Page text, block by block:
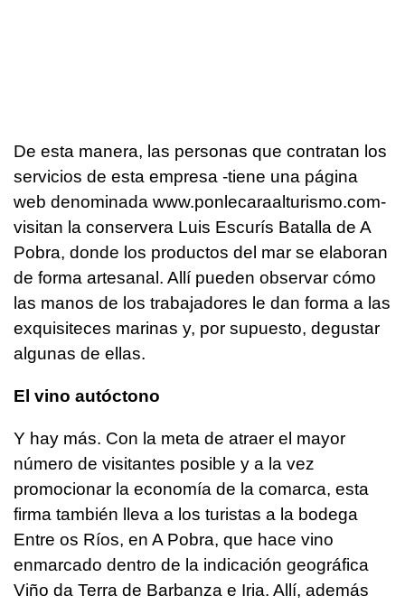
De esta manera, las personas que contratan los
servicios de esta empresa -tiene una página
web denominada www.ponlecaraalturismo.com-
visitan la conservera Luis Escurís Batalla de A
Pobra, donde los productos del mar se elaboran
de forma artesanal. Allí pueden observar cómo
las manos de los trabajadores le dan forma a las
exquisiteces marinas y, por supuesto, degustar
algunas de ellas.
El vino autóctono
Y hay más. Con la meta de atraer el mayor
número de visitantes posible y a la vez
promocionar la economía de la comarca, esta
firma también lleva a los turistas a la bodega
Entre os Ríos, en A Pobra, que hace vino
enmarcado dentro de la indicación geográfica
Viño da Terra de Barbanza e Iria. Allí, además